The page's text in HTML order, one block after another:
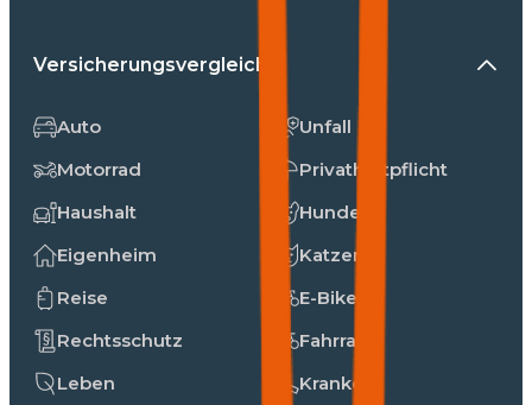
Versicherungsvergleiche
Auto
Motorrad
Haushalt
Eigenheim
Reise
Rechtsschutz
Leben
Unfall
Privathaftpflicht
Hunde
Katzen
E-Bike
Fahrrad
Kranken